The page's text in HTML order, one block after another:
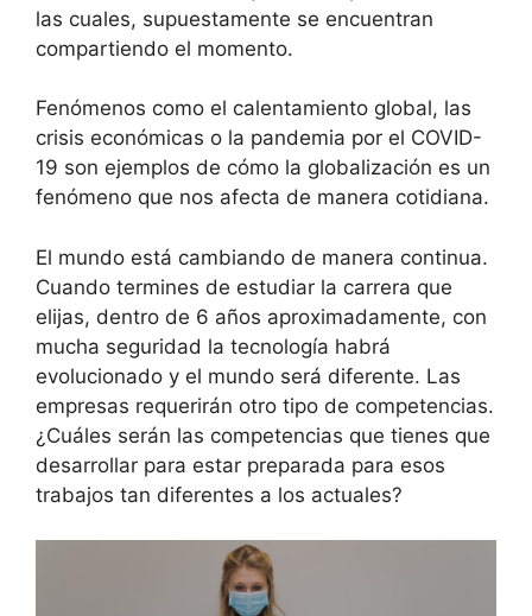
las cuales, supuestamente se encuentran
compartiendo el momento.
Fenómenos como el calentamiento global, las
crisis económicas o la pandemia por el COVID-
19 son ejemplos de cómo la globalización es un
fenómeno que nos afecta de manera cotidiana.
El mundo está cambiando de manera continua.
Cuando termines de estudiar la carrera que
elijas, dentro de 6 años aproximadamente, con
mucha seguridad la tecnología habrá
evolucionado y el mundo será diferente. Las
empresas requerirán otro tipo de competencias.
¿Cuáles serán las competencias que tienes que
desarrollar para estar preparada para esos
trabajos tan diferentes a los actuales?